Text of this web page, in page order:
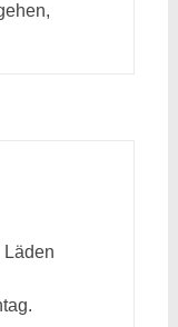
Läden